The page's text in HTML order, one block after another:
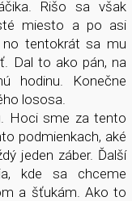
Rišo sa však
miesto a po asi
no tentokrát sa mu
Dal to ako pán, na
hodinu. Konečne
lososa.
Hoci sme za tento
podmienkach, aké
jeden záber. Ďalší
kde sa chceme
a šťukám. Ako to